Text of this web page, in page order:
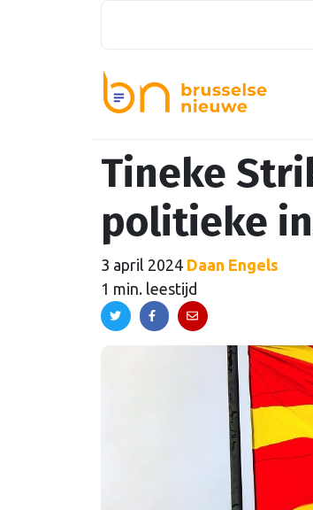
Tineke
politieke
3 april 2024 Daan Engels
1 min. leestijd